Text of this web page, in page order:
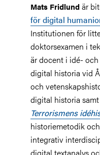
och traditioner
Mats Fridlund är
för digital
Institutionen för
doktorsexamen i
är docent i idé-
digital historia vid
och
digital historia
Terrorismens
historiemetodik
integrativ